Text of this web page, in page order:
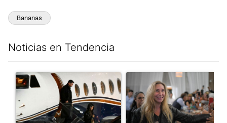
Bananas
Noticias en Tendencia
Un artículo de tendencia con el título "Lionel Messi llegó a
Un artículo de tendencia